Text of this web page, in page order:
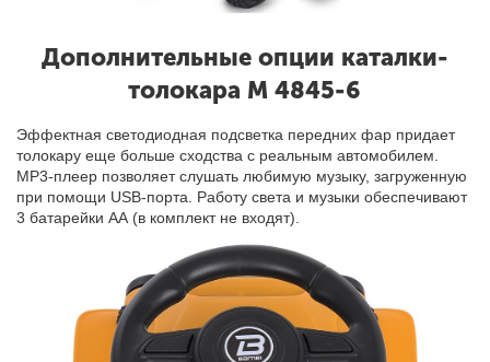
Дополнительные опции каталки-
толокара M 4845-6
Эффектная светодиодная подсветка передних фар придает
толокару еще больше сходства с реальным автомобилем.
MP3-плеер позволяет слушать любимую музыку, загруженную
при помощи USB-порта. Работу света и музыки обеспечивают
3 батарейки АА (в комплект не входят).